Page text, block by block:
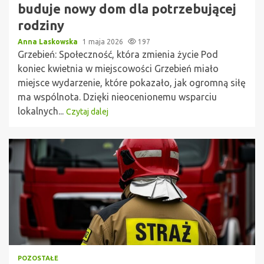
buduje nowy dom dla potrzebującej
rodziny
Anna Laskowska 1 maja 2026 197
Grzebień: Społeczność, która zmienia życie Pod
koniec kwietnia w miejscowości Grzebień miało
miejsce wydarzenie, które pokazało, jak ogromną siłę
ma wspólnota. Dzięki nieocenionemu wsparciu
lokalnych... Czytaj dalej
POZOSTAŁE